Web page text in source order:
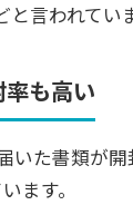
言われてい
も高い
いた書類が
ます。